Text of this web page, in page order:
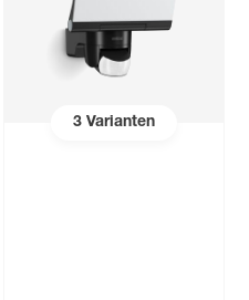
'LS 150/LS 300' mit
Bewegungssensor
14,7 W 1375 lm
15,5 x 21 cm
69,99 €
3Varianten